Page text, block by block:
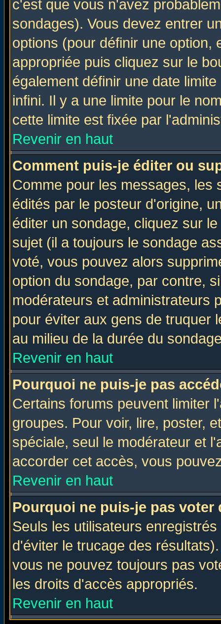
c'est que vous n'avez
sondages). Vous devez entrer
options (pour définir une option,
appropriée puis cliquez sur le
également définir une date
infini. Il y a une limite pour le
cette limite est fixée par
Revenir en haut
Comment puis-je éditer ou
Comme pour les messages, les
édités par le posteur d'origine,
éditer un sondage, cliquez sur
sujet (il a toujours le sondage
voté, vous pouvez alors
option du sondage, par contre,
modérateurs et administrateurs
pour éviter aux gens de truquer
au milieu de la durée du
Revenir en haut
Pourquoi ne puis-je pas
Certains forums peuvent limiter
groupes. Pour voir, lire, poster,
spéciale, seul le modérateur et
accorder cet accès, vous
Revenir en haut
Pourquoi ne puis-je pas voter
Seuls les utilisateurs
d'éviter le trucage des
vous ne pouvez toujours pas
les droits d'accès appropriés.
Revenir en haut